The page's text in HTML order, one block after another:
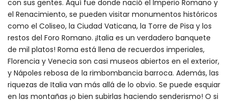
con sus gentes. Aquí fue donde nació el Imperio Romano y
el Renacimiento, se pueden visitar monumentos históricos
como el Coliseo, la Ciudad Vaticana, la Torre de Pisa y los
restos del Foro Romano. ¡Italia es un verdadero banquete
de mil platos! Roma está llena de recuerdos imperiales,
Florencia y Venecia son casi museos abiertos en el exterior,
y Nápoles rebosa de la rimbombancia barroca. Además, las
riquezas de Italia van más allá de lo obvio. Se puede esquiar
en las montañas ¡o bien subirlas haciendo senderismo! O si